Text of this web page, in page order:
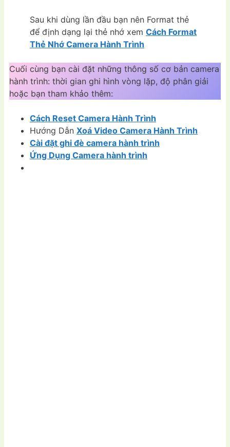
Sau khi dùng lần đầu bạn nên Format thẻ
để định dạng lại thẻ nhớ xem Cách Format
Thẻ Nhớ Camera Hành Trình
Cuối cùng bạn cài đặt những thông số cơ bản camera
hành trình: thời gian ghi hình vòng lặp, độ phân giải
hoặc bạn tham khảo thêm:
Cách Reset Camera Hành Trình
Hướng Dẫn Xoá Video Camera Hành Trình
Cài đặt ghi đè camera hành trình
Ứng Dụng Camera hành trình